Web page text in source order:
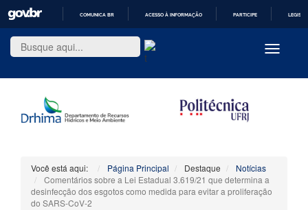
PARA
O
COMUNICA BR ACESSO À INFORMAÇÃO PARTICIPE
Toggle
Você está aqui: Página Principal Destaque
Notícias
Comentários sobre a Lei Estadual 3.619/21 que determina a
desinfecção dos esgotos como medida para evitar a proliferação
do SARS-CoV-2